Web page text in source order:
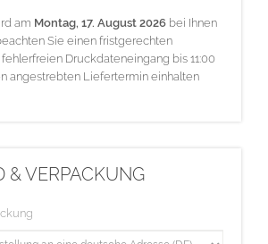
am Montag, 17. August 2026 bei Ihnen
Sie einen fristgerechten
Druckdateneingang bis 11:00
angestrebten Liefertermin einhalten
& VERPACKUNG